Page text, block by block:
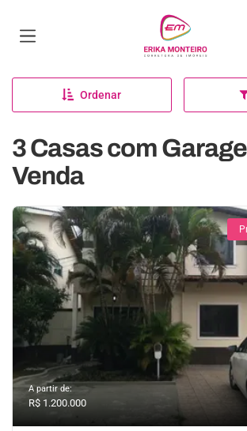
Página inicial
Ordenar
3 Casas com
Venda
A partir de:
R$ 1.200.000